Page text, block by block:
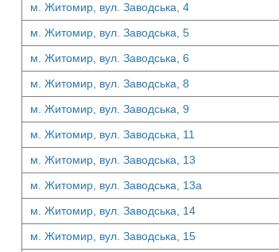
м. Житомир, вул. Заводська, 4
м. Житомир, вул. Заводська, 5
м. Житомир, вул. Заводська, 6
м. Житомир, вул. Заводська, 8
м. Житомир, вул. Заводська, 9
м. Житомир, вул. Заводська, 11
м. Житомир, вул. Заводська, 13
м. Житомир, вул. Заводська, 13а
м. Житомир, вул. Заводська, 14
м. Житомир, вул. Заводська, 15